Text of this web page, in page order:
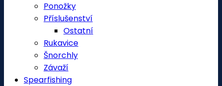
Ponožky
Příslušenství
Ostatní
Rukavice
Šnorchly
Závaží
Spearfishing